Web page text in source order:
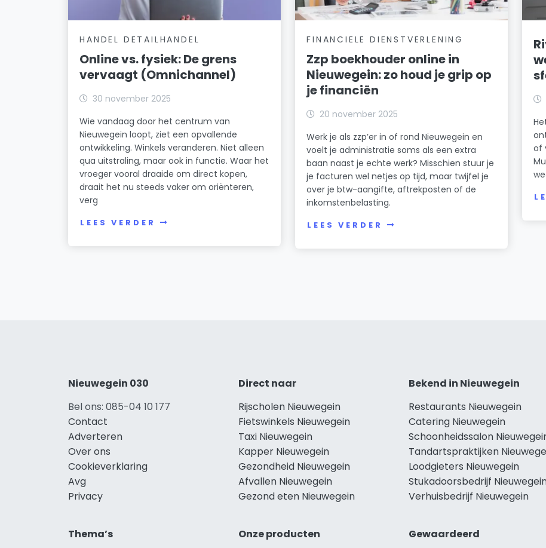
HANDEL DETAILHANDEL
Online vs. fysiek: De grens
vervaagt (Omnichannel)
30 november 2025
Wie vandaag door het centrum van
Nieuwegein loopt, ziet een opvallende
ontwikkeling. Winkels veranderen. Niet alleen
qua uitstraling, maar ook in functie. Waar het
vroeger vooral draaide om direct kopen,
draait het nu steeds vaker om oriënteren,
verg
LEES VERDER
FINANCIELE DIENSTVERLENING
Zzp boekhouder online in
Nieuwegein: zo houd je grip op
je financiën
20 november 2025
Werk je als zzp’er in of rond Nieuwegein en
voelt je administratie soms als een extra
baan naast je echte werk? Misschien stuur je
je facturen wel netjes op tijd, maar twijfel je
over je btw-aangifte, aftrekposten of de
inkomstenbelasting.
LEES VERDER
of
Nieuwegein 030
Bel ons: 085-04 10 177
Contact
Adverteren
Over ons
Cookieverklaring
Avg
Privacy
Direct naar
Rijscholen Nieuwegein
Fietswinkels Nieuwegein
Taxi Nieuwegein
Kapper Nieuwegein
Gezondheid Nieuwegein
Afvallen Nieuwegein
Gezond eten Nieuwegein
Bekend in Nieuwegein
Restaurants Nieuwegein
Catering Nieuwegein
Schoonheidssalon
Tandartspraktijken
Loodgieters Nieuwegein
Stukadoorsbedrijf
Verhuisbedrijf Nieuwegein
Thema’s
Onze producten Gewaardeerd